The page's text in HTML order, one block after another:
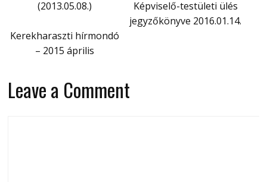
(2013.05.08.)
Képviselő-testületi ülés
jegyzőkönyve 2016.01.14.
Kerekharaszti hírmondó
– 2015 április
Leave a Comment